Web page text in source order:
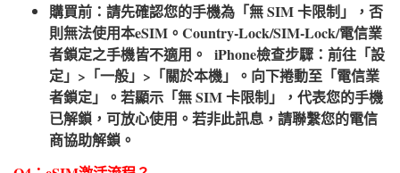
購買前：請先確認您的手機為「無 SIM 卡限制」，否
則無法使用本eSIM。Country-Lock/SIM-Lock/電信業
者鎖定之手機皆不適用。 iPhone檢查步驟：前往「設
定」>「一般」>「關於本機」。向下捲動至「電信業
者鎖定」。若顯示「無 SIM 卡限制」，代表您的手機
已解鎖，可放心使用。若非此訊息，請聯繫您的電信
商協助解鎖。